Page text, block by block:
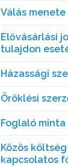
Válás menete
Elővásárlási
tulajdon
Házassági
Öröklési
Foglaló minta
Közös
kapcsolatos